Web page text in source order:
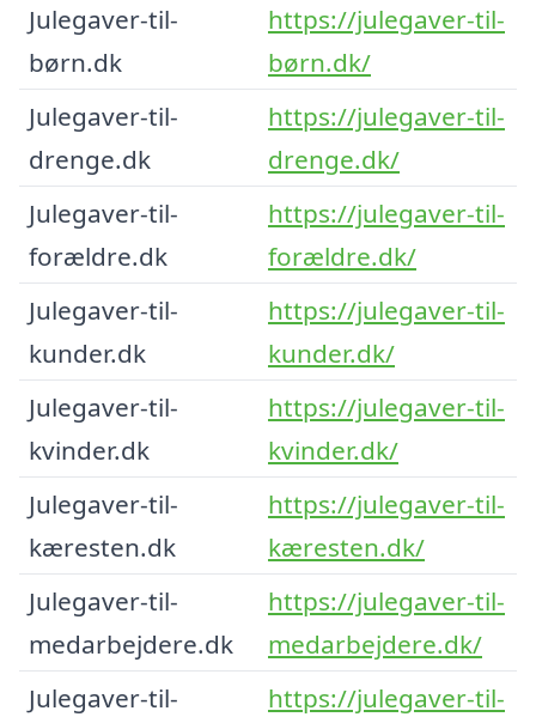
Julegaver-til-
børn.dk
https://julegaver-til-
børn.dk/
Julegaver-til-
drenge.dk
https://julegaver-til-
drenge.dk/
Julegaver-til-
forældre.dk
https://julegaver-til-
forældre.dk/
Julegaver-til-
kunder.dk
https://julegaver-til-
kunder.dk/
Julegaver-til-
kvinder.dk
https://julegaver-til-
kvinder.dk/
Julegaver-til-
kæresten.dk
https://julegaver-til-
kæresten.dk/
Julegaver-til-
medarbejdere.dk
https://julegaver-til-
medarbejdere.dk/
Julegaver-til-
https://julegaver-til-